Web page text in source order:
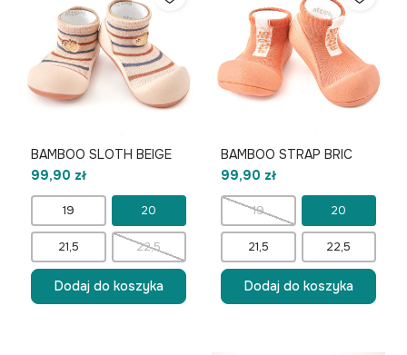
BAMBOO SLOTH BEIGE
99,90 zł
19 20
21,5 22,5
Dodaj do koszyka
BAMBOO STRAP BRIC
99,90 zł
19 20
21,5 22,5
Dodaj do koszyka